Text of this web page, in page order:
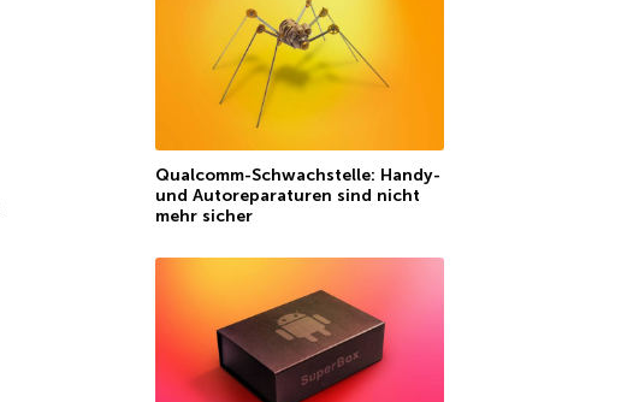
Qualcomm-Schwachstelle: Handy-
und Autoreparaturen sind nicht
mehr sicher